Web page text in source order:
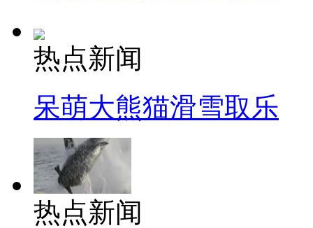
热点新闻
呆萌大熊猫滑雪取乐
热点新闻